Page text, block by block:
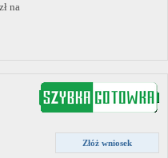
na
Złóż wniosek